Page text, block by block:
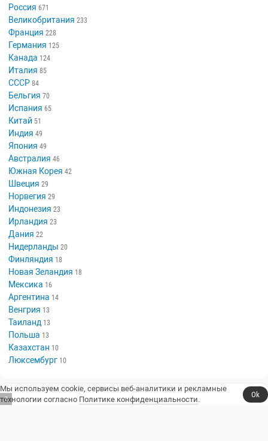
Россия 671
Великобритания 233
Франция 228
Германия 125
Канада 124
Италия 85
СССР 84
Бельгия 70
Испания 65
Китай 51
Индия 49
Япония 49
Австралия 46
Южная Корея 42
Швеция 29
Норвегия 29
Индонезия 23
Ирландия 23
Дания 22
Нидерланды 20
Финляндия 18
Новая Зеландия 18
Мексика 16
Аргентина 14
Венгрия 13
Таиланд 13
Польша 13
Казахстан 10
Люксембург 10
Сериалы, юмор и стендап.
Мы используем cookie, сервисы веб-аналитики и рекламные
технологии согласно Политике конфиденциальности.
Ok
6